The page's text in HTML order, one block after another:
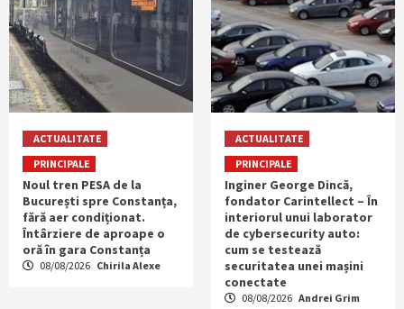
ACTUALITATE
PRINCIPALE
Noul tren PESA de la
București spre Constanța,
fără aer condiționat.
Întârziere de aproape o
oră în gara Constanța
08/08/2026 Chirila Alexe
ACTUALITATE
PRINCIPALE
Inginer George Dincă,
fondator Carintellect – În
interiorul unui laborator
de cybersecurity auto:
cum se testează
securitatea unei mașini
conectate
08/08/2026 Andrei Grim